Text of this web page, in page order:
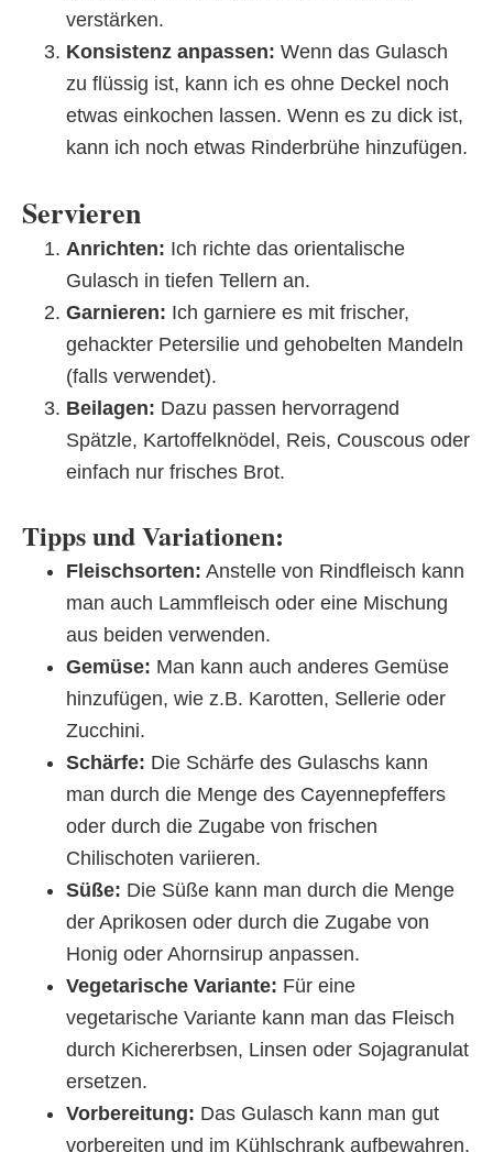
verstärken.
Konsistenz anpassen: Wenn das Gulasch
zu flüssig ist, kann ich es ohne Deckel noch
etwas einkochen lassen. Wenn es zu dick ist,
kann ich noch etwas Rinderbrühe hinzufügen.
Servieren
Anrichten: Ich richte das orientalische
Gulasch in tiefen Tellern an.
Garnieren: Ich garniere es mit frischer,
gehackter Petersilie und gehobelten Mandeln
(falls verwendet).
Beilagen: Dazu passen hervorragend
Spätzle, Kartoffelknödel, Reis, Couscous oder
einfach nur frisches Brot.
Tipps und Variationen:
Fleischsorten: Anstelle von Rindfleisch kann
man auch Lammfleisch oder eine Mischung
aus beiden verwenden.
Gemüse: Man kann auch anderes Gemüse
hinzufügen, wie z.B. Karotten, Sellerie oder
Zucchini.
Schärfe: Die Schärfe des Gulaschs kann
man durch die Menge des Cayennepfeffers
oder durch die Zugabe von frischen
Chilischoten variieren.
Süße: Die Süße kann man durch die Menge
der Aprikosen oder durch die Zugabe von
Honig oder Ahornsirup anpassen.
Vegetarische Variante: Für eine
vegetarische Variante kann man das Fleisch
durch Kichererbsen, Linsen oder Sojagranulat
ersetzen.
Vorbereitung: Das Gulasch kann man gut
vorbereiten und im Kühlschrank aufbewahren.